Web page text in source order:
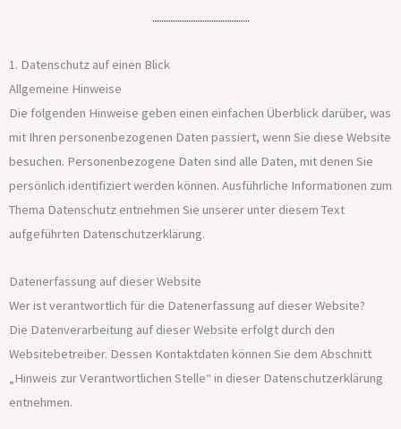
1. Datenschutz auf einen Blick
Allgemeine Hinweise
Die folgenden Hinweise geben einen einfachen Überblick darüber, was
mit Ihren personenbezogenen Daten passiert, wenn Sie diese Website
besuchen. Personenbezogene Daten sind alle Daten, mit denen Sie
persönlich identifiziert werden können. Ausführliche Informationen zum
Thema Datenschutz entnehmen Sie unserer unter diesem Text
aufgeführten Datenschutzerklärung.
Datenerfassung auf dieser Website
Wer ist verantwortlich für die Datenerfassung auf dieser Website?
Die Datenverarbeitung auf dieser Website erfolgt durch den
Websitebetreiber. Dessen Kontaktdaten können Sie dem Abschnitt
„Hinweis zur Verantwortlichen Stelle“ in dieser Datenschutzerklärung
entnehmen.